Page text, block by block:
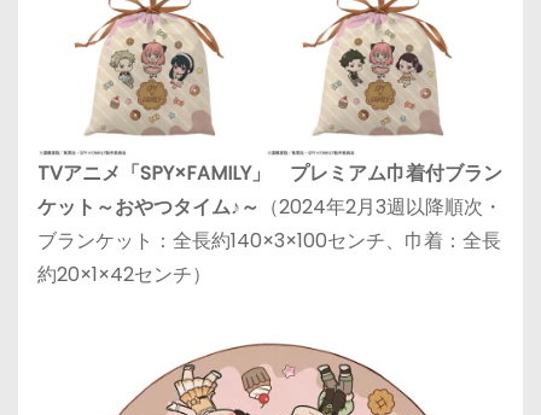
TVアニメ「SPY×FAMILY」 プレミアム巾着付ブラン
ケット～おやつタイム♪～ （2024年2月3週以降順次・
ブランケット：全長約140×3×100センチ、巾着：全長
約20×1×42センチ）